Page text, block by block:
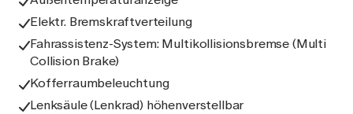
Elektr. Bremskraftverteilung
Fahrassistenz-System: Multikollisionsbremse (Multi
Collision Brake)
Kofferraumbeleuchtung
Lenksäule (Lenkrad) höhenverstellbar